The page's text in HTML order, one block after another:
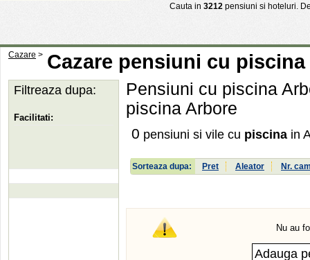
Cauta in 3212 pensiuni si hoteluri.
Cazare > Cazare pensiuni cu
Pensiuni cu piscina
piscina Arbore
0 pensiuni si vile cu piscina in
Sorteaza dupa: Pret Aleator Nr.
Nu au
Filtreaza dupa:
Facilitati: